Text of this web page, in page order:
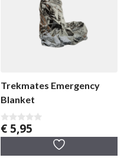
Trekmates Emergency
Blanket
0
v
€ 5,95